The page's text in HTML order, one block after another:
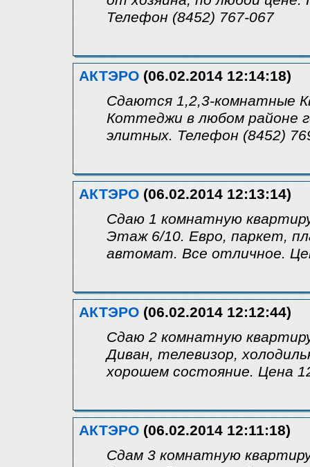
Телефон (8452) 767-067
АКТЭРО (06.02.2014 12:14:18)
Сдаются 1,2,3-комнатные
Коттеджи в любом районе
элитных. Телефон (8452)
АКТЭРО (06.02.2014 12:13:14)
Сдаю 1 комнатную
Этаж 6/10. Евро, паркет,
автомат. Все отличное.
АКТЭРО (06.02.2014 12:12:44)
Сдаю 2 комнатную
Диван, телевизор,
хорошем состояние. Цена
АКТЭРО (06.02.2014 12:11:18)
Сдам 3 комнатную